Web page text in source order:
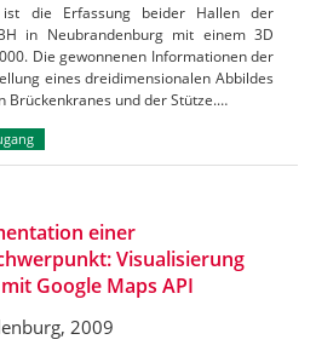
die Erfassung beider Hallen der
in Neubrandenburg mit einem 3D
Die gewonnenen Informationen der
eines dreidimensionalen Abbildes
Brückenkranes und der Stütze.…
einer
Visualisierung
Google Maps API
2009